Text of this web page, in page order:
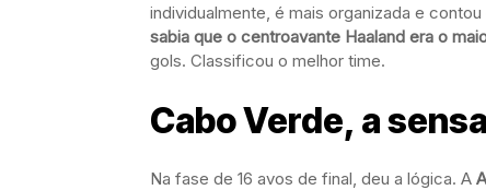
individualmente, é mais organizada e
sabia que o centroavante Haaland era o
gols. Classificou o melhor time.
Cabo Verde, a
Na fase de 16 avos de final, deu a lógica. A